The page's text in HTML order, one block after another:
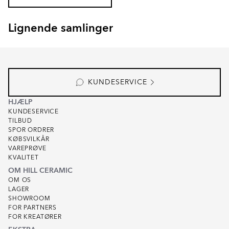
Lignende samlinger
EKSKÄR TOPS
KUNDESERVICE
HJÆLP
KUNDESERVICE
TILBUD
SPOR ORDRER
KØBSVILKÅR
VAREPRØVE
KVALITET
OM HILL CERAMIC
OM OS
LAGER
SHOWROOM
FOR PARTNERS
FOR KREATØRER